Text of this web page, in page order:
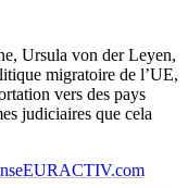
Ursula von der Leyen,
migratoire de l’UE,
vers des pays
judiciaires que cela
EURACTIV.com